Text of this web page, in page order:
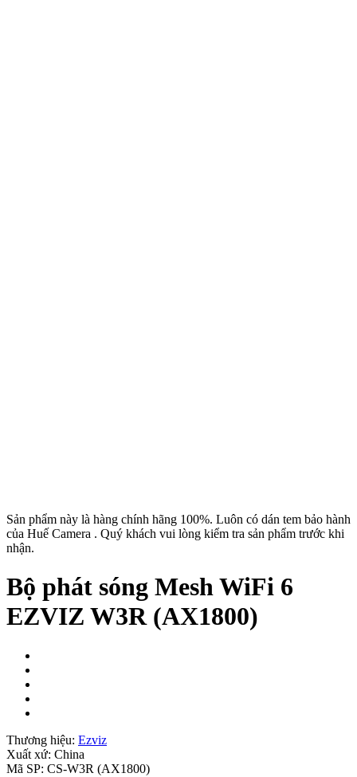
Sản phẩm này là hàng chính hãng 100%. Luôn có dán tem bảo hành
của Huế Camera . Quý khách vui lòng kiểm tra sản phẩm trước khi
nhận.
Bộ phát sóng Mesh WiFi 6
EZVIZ W3R (AX1800)
Thương hiệu: Ezviz
Xuất xứ: China
Mã SP: CS-W3R (AX1800)